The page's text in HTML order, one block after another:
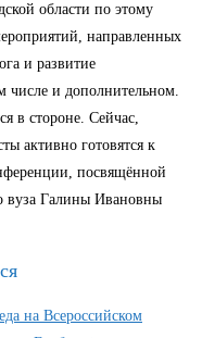
области по этому
направленных
и развитие
числе и дополнительном.
в стороне. Сейчас,
активно готовятся к
посвящённой
вуза Галины Ивановны